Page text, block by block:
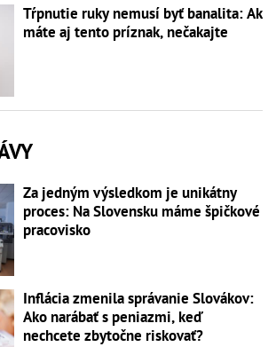
Tŕpnutie ruky nemusí byť banalita: Ak
máte aj tento príznak, nečakajte
Za jedným výsledkom je unikátny
proces: Na Slovensku máme špičkové
pracovisko
Inflácia zmenila správanie Slovákov:
Ako narábať s peniazmi, keď
nechcete zbytočne riskovať?